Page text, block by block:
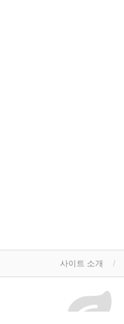
사이트 소개